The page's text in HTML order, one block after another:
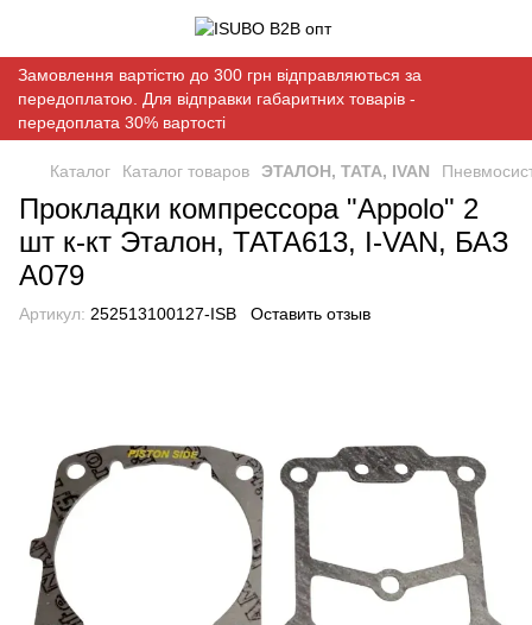
Замовлення вартістю до 300 грн відправляються за
передоплатою. Для відправки габаритних товарів -
передоплата 30% вартості
Каталог Каталог товаров ЭТАЛОН, ТАТА, IVAN
Прокладки компрессора "Appolo" 2
шт к-кт Эталон, ТАТА613, I-VAN, БАЗ
А079
Артикул: 252513100127-ISB Оставить отзыв